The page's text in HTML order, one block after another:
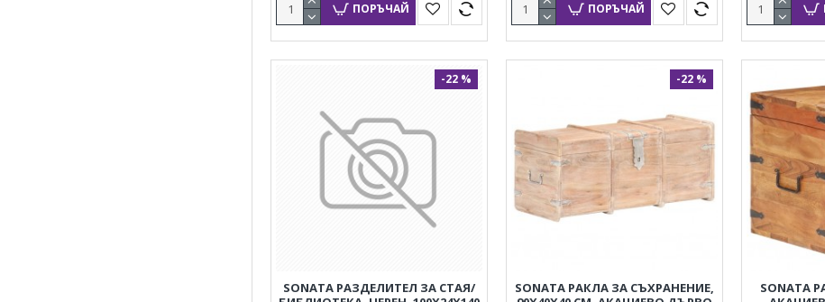
ПОРЪЧАЙ ПОРЪЧАЙ
-22 %
SONATA РАЗДЕЛИТЕЛ ЗА СТАЯ/
-22 %
SONATA РАКЛА ЗА СЪХРАНЕНИЕ,
SONATA